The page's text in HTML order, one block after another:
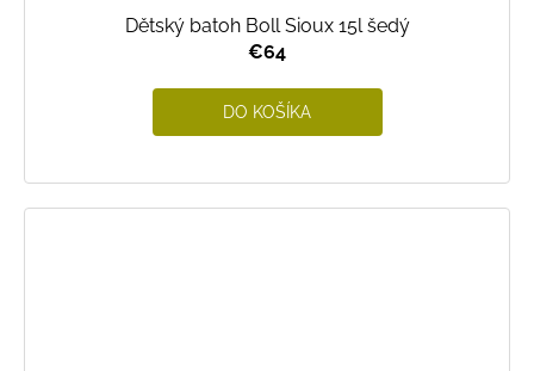
Dětský batoh Boll Sioux 15l šedý
€64
DO KOŠÍKA